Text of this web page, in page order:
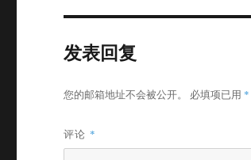
发表回复
您的邮箱地址不会被公开。 必填项已用 *
评论 *